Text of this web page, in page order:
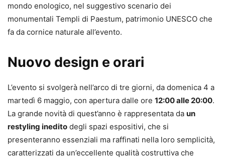
mondo enologico, nel suggestivo scenario dei
monumentali Templi di Paestum, patrimonio UNESCO che
fa da cornice naturale all’evento.
Nuovo design e orari
L’evento si svolgerà nell’arco di tre giorni, da domenica 4 a
martedì 6 maggio, con apertura dalle ore 12:00 alle 20:00.
La grande novità di quest’anno è rappresentata da un
restyling inedito degli spazi espositivi, che si
presenteranno essenziali ma raffinati nella loro semplicità,
caratterizzati da un’eccellente qualità costruttiva che